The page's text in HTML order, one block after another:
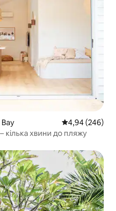
Bay Середня
4,94 (246)
кілька хвини до пляжу